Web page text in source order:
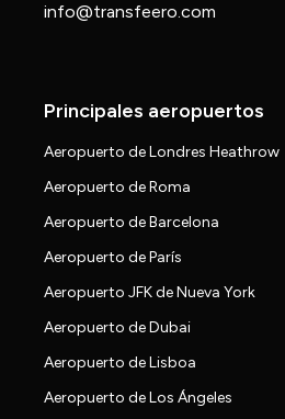
info@transfeero.com
Principales aeropuertos
Aeropuerto de Londres Heathrow
Aeropuerto de Roma
Aeropuerto de Barcelona
Aeropuerto de París
Aeropuerto JFK de Nueva York
Aeropuerto de Dubai
Aeropuerto de Lisboa
Aeropuerto de Los Ángeles